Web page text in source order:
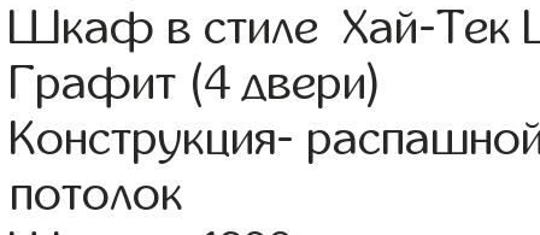
Шкаф в стиле Хай-Тек
Графит (4 двери)
Конструкция-
потолок